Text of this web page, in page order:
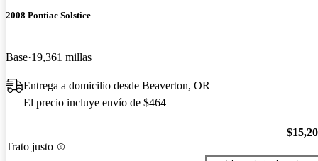
2008 Pontiac Solstice
Base 19,361 millas
Entrega a domicilio desde Beaverton, OR
El precio incluye envío de $464
Trato justo